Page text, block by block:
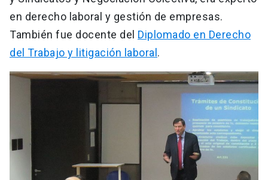
en derecho laboral y gestión de empresas.
También fue docente del Diplomado en Derecho
del Trabajo y litigación laboral .